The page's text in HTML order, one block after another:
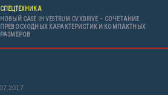
СПЕЦТЕХНИКА
НОВЫЙ CASE IH VESTRUM CVXDRIVE – СОЧЕТАНИЕ
ПРЕВОСХОДНЫХ ХАРАКТЕРИСТИК И КОМПАКТНЫХ
РАЗМЕРОВ